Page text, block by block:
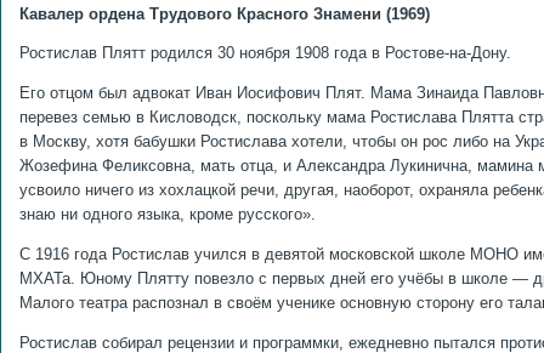
Кавалер ордена Трудового Красного Знамени (1969)
Ростислав Плятт родился 30 ноября 1908 года в Ростове-на-Дону.
Его отцом был адвокат Иван Иосифович Плят. Мама Зинаида
перевез семью в Кисловодск, поскольку мама Ростислава Плятта
в Москву, хотя бабушки Ростислава хотели, чтобы он рос либо на
Жозефина Феликсовна, мать отца, и Александра Лукинична, мамина
усвоило ничего из хохлацкой речи, другая, наоборот, охраняла
знаю ни одного языка, кроме русского».
С 1916 года Ростислав учился в девятой московской школе МОНО
МХАТа. Юному Плятту повезло с первых дней его учёбы в школе —
Малого театра распознал в своём ученике основную сторону его
Ростислав собирал рецензии и программки, ежедневно пытался